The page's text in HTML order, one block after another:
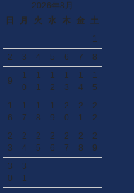
2026年8月
日
月 火 水 木 金
土
1
2
3 4 5 6 7 8
9
1
0
1
1
1
2
1
3
1
4
1
5
1
6
1
7
1
8
1
9
2
0
2
1
2
2
2
3
2
4
2
5
2
6
2
7
2
8
2
9
3
0
3
1